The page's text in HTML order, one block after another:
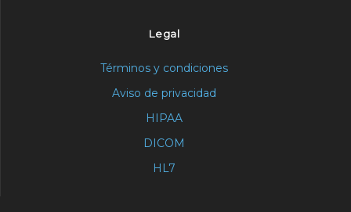
Legal
Términos y condiciones
Aviso de privacidad
HIPAA
DICOM
HL7